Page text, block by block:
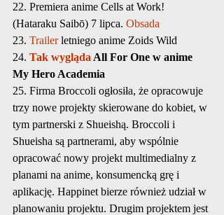
22. Premiera anime Cells at Work!
(Hataraku Saibō) 7 lipca. Obsada
23. Trailer letniego anime Zoids Wild
24. Tak wygląda All For One w anime
My Hero Academia
25. Firma Broccoli ogłosiła, że opracowuje
trzy nowe projekty skierowane do kobiet, w
tym partnerski z Shueishą. Broccoli i
Shueisha są partnerami, aby wspólnie
opracować nowy projekt multimedialny z
planami na anime, konsumencką grę i
aplikację. Happinet bierze również udział w
planowaniu projektu. Drugim projektem jest